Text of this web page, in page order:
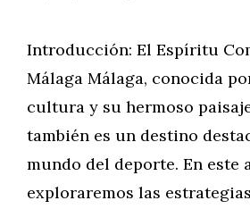
Introducción: El Espíritu
Málaga Málaga, conocida
cultura y su hermoso
también es un destino
mundo del deporte. En este
exploraremos las